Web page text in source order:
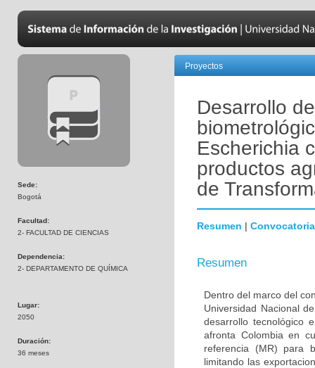
Sede:
Bogotá
Facultad:
2- FACULTAD DE CIENCIAS
Dependencia:
2- DEPARTAMENTO DE QUÍMICA
Lugar:
2050
Duración:
36 meses
Proyectos
Desarrollo
Escherichia
productos
de
Resumen | Convocatoria
Resumen
Dentro del marco del
Universidad Nacional
desarrollo tecnológico
afronta Colombia en
referencia (MR) para
limitando las